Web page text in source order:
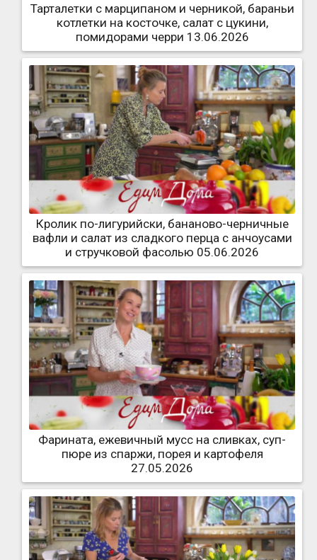
Тарталетки с марципаном и черникой, бараньи
котлетки на косточке, салат с цукини,
помидорами черри 13.06.2026
Кролик по-лигурийски, бананово-черничные
вафли и салат из сладкого перца с анчоусами
и стручковой фасолью 05.06.2026
Фарината, ежевичный мусс на сливках, суп-
пюре из спаржи, порея и картофеля
27.05.2026